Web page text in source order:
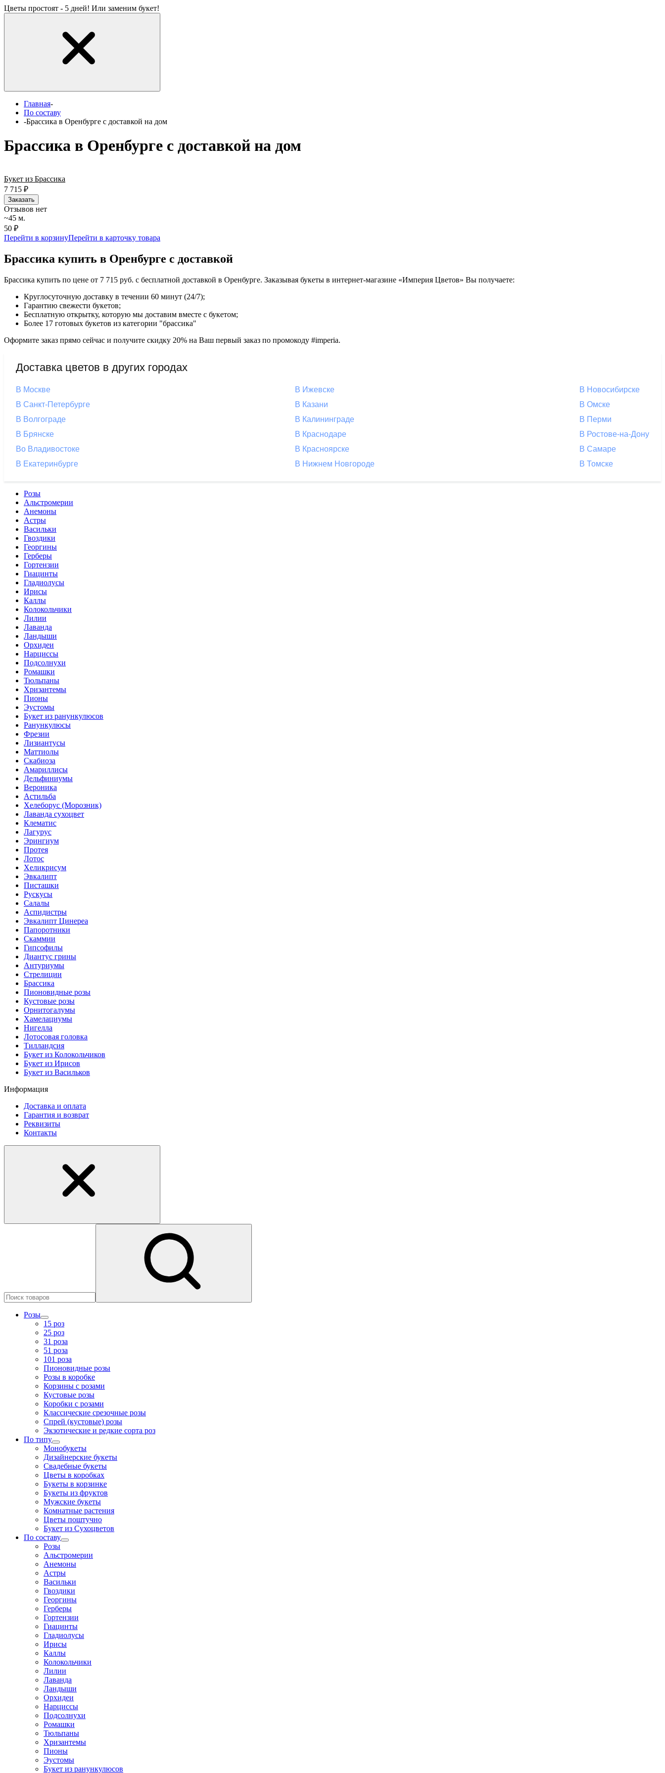
Цветы простоят - 5 дней! Или заменим букет!
Главная-
По составу
-Брассика в Оренбурге с доставкой на дом
Брассика в Оренбурге с доставкой на дом
Букет из Брассика
7 715 ₽
Заказать
Отзывов нет
~45 м.
50 ₽
Перейти в корзинуПерейти в карточку товара
Брассика купить в Оренбурге с доставкой
Брассика купить по цене от 7 715 руб. с бесплатной доставкой в Оренбурге. Заказывая букеты в интернет-магазине «Империя Цветов» Вы получаете:
Круглосуточную доставку в течении 60 минут (24/7);
Гарантию свежести букетов;
Бесплатную открытку, которую мы доставим вместе с букетом;
Более 17 готовых букетов из категории "брассика"
Оформите заказ прямо сейчас и получите скидку 20% на Ваш первый заказ по промокоду #imperia.
Доставка цветов в других городах
В Москве
В Санкт-Петербурге
В Волгограде
В Брянске
Во Владивостоке
В Екатеринбурге
В Ижевске
В Казани
В Калининграде
В Краснодаре
В Красноярске
В Нижнем Новгороде
В Новосибирске
В Омске
В Перми
В Ростове-на-Дону
В Самаре
В Томске
Розы
Альстромерии
Анемоны
Астры
Васильки
Гвоздики
Георгины
Герберы
Гортензии
Гиацинты
Гладиолусы
Ирисы
Каллы
Колокольчики
Лилии
Лаванда
Ландыши
Орхидеи
Нарциссы
Подсолнухи
Ромашки
Тюльпаны
Хризантемы
Пионы
Эустомы
Букет из ранункулюсов
Ранункулюсы
Фрезии
Лизиантусы
Маттиолы
Скабиоза
Амариллисы
Дельфиниумы
Вероника
Астильба
Хелеборус (Морозник)
Лаванда сухоцвет
Клематис
Лагурус
Эрингиум
Протея
Лотос
Хеликрисум
Эвкалипт
Писташки
Рускусы
Салалы
Аспидистры
Эвкалипт Цинереа
Папоротники
Скаммии
Гипсофилы
Диантус грины
Антуриумы
Стрелиции
Брассика
Пионовидные розы
Кустовые розы
Орнитогалумы
Хамелациумы
Нигелла
Лотосовая головка
Тилландсия
Букет из Колокольчиков
Букет из Ирисов
Букет из Васильков
Информация
Доставка и оплата
Гарантия и возврат
Реквизиты
Контакты
Розы
15 роз
25 роз
31 роза
51 роза
101 роза
Пионовидные розы
Розы в коробке
Корзины с розами
Кустовые розы
Коробки с розами
Классические срезочные розы
Спрей (кустовые) розы
Экзотические и редкие сорта роз
По типу
Монобукеты
Дизайнерские букеты
Свадебные букеты
Цветы в коробках
Букеты в корзинке
Букеты из фруктов
Мужские букеты
Комнатные растения
Цветы поштучно
Букет из Сухоцветов
По составу
Розы
Альстромерии
Анемоны
Астры
Васильки
Гвоздики
Георгины
Герберы
Гортензии
Гиацинты
Гладиолусы
Ирисы
Каллы
Колокольчики
Лилии
Лаванда
Ландыши
Орхидеи
Нарциссы
Подсолнухи
Ромашки
Тюльпаны
Хризантемы
Пионы
Эустомы
Букет из ранункулюсов